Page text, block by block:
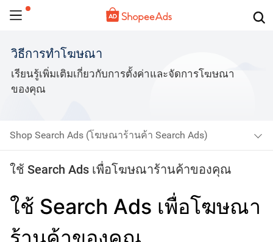
วิธีการทำโฆษณา
เรียนรู้เพิ่มเติมเกี่ยวกับการตั้งค่าและจัดการโฆษณา
ของคุณ
Shop Search Ads (โฆษณาร้านค้า Search Ads)
ใช้ Search Ads เพื่อโฆษณาร้านค้าของคุณ
ใช้ Search Ads เพื่อโฆษณา